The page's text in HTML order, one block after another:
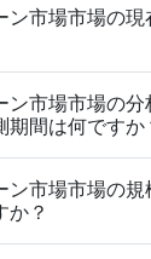
ン市場市場の
ン市場市場の
間は何ですか
ン市場市場の規
か？